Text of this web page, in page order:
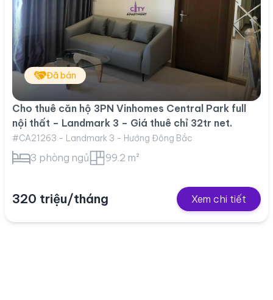
Đã bán
Cho thuê căn hộ 3PN Vinhomes Central Park full
nội thất – Landmark 3 – Giá thuê chỉ 32tr net.
#CA21263 - Landmark 3 - Hướng Đông Bắc
3 phòng ngủ 99.2 m²
320 triệu/tháng Xem chi tiết